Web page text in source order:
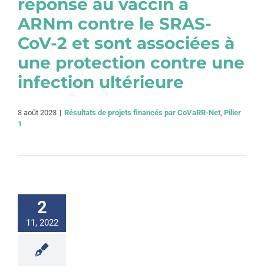
réponse au vaccin à
ARNm contre le SRAS-
CoV-2 et sont associées à
une protection contre une
infection ultérieure
3 août 2023 | Résultats de projets financés par CoVaRR-Net, Pilier
1
2
11, 2022